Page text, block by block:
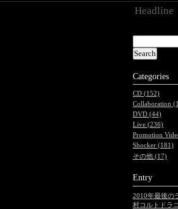
Headline
Categories
CD (152)
Collaboration
DVD (44)
Live (236)
Promotion
Shocker (181)
その他 (17)
Entry
2010年最後の
村コルトドラ